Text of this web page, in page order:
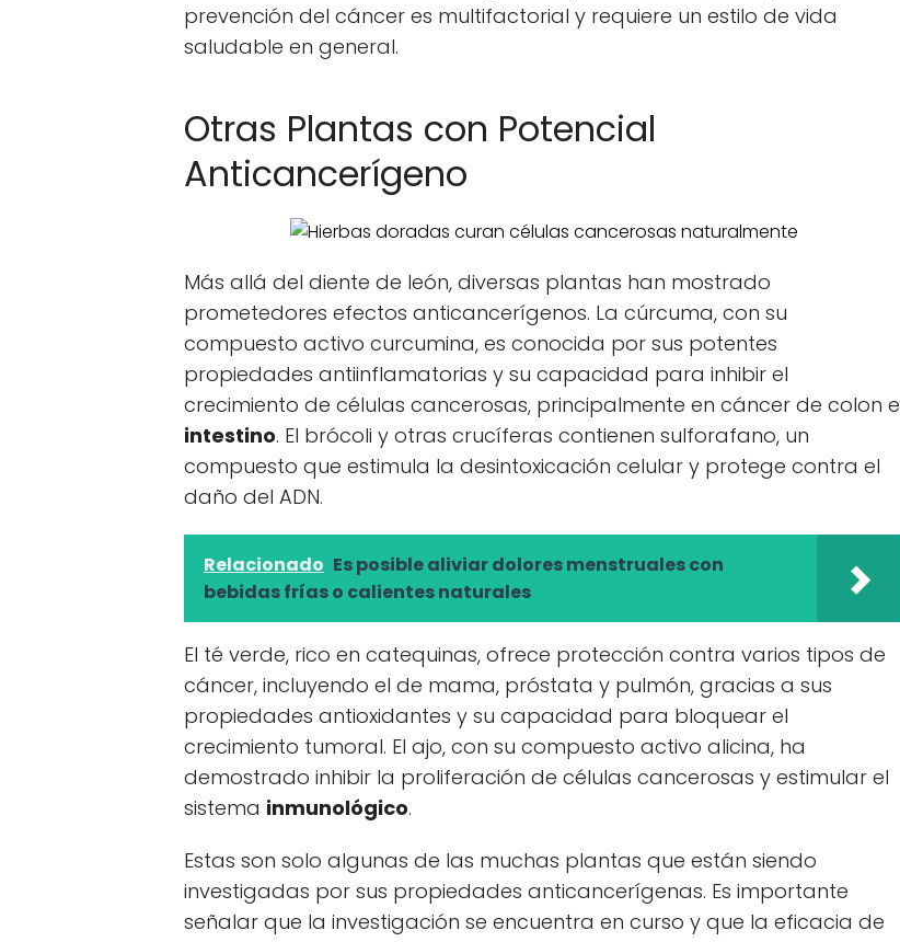
prevención del cáncer es multifactorial y requiere un estilo de vida
saludable en general.
Otras Plantas con Potencial
Anticancerígeno
Más allá del diente de león, diversas plantas han mostrado
prometedores efectos anticancerígenos. La cúrcuma, con su
compuesto activo curcumina, es conocida por sus potentes
propiedades antiinflamatorias y su capacidad para inhibir el
crecimiento de células cancerosas, principalmente en cáncer de colon e
intestino. El brócoli y otras crucíferas contienen sulforafano, un
compuesto que estimula la desintoxicación celular y protege contra el
daño del ADN.
Relacionado Es posible aliviar dolores menstruales con
bebidas frías o calientes naturales
El té verde, rico en catequinas, ofrece protección contra varios tipos de
cáncer, incluyendo el de mama, próstata y pulmón, gracias a sus
propiedades antioxidantes y su capacidad para bloquear el
crecimiento tumoral. El ajo, con su compuesto activo alicina, ha
demostrado inhibir la proliferación de células cancerosas y estimular el
sistema inmunológico.
Estas son solo algunas de las muchas plantas que están siendo
investigadas por sus propiedades anticancerígenas. Es importante
señalar que la investigación se encuentra en curso y que la eficacia de